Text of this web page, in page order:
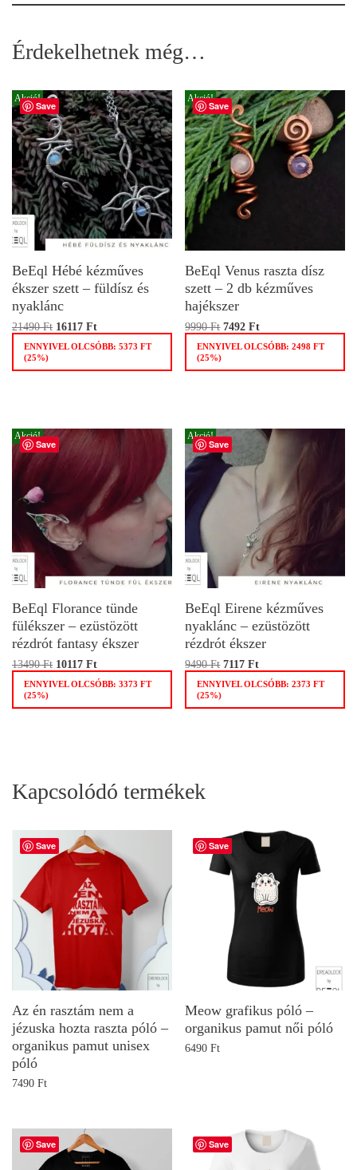
Érdekelhetnek még…
Save
Akció!
BeEql Hébé kézműves
ékszer szett – füldísz és
nyaklánc
21490Ft 16117 Ft
ENNYIVEL OLCSÓBB: 5373 FT
(25%)
Save
Akció!
BeEql Venus raszta dísz
szett – 2 db kézműves
hajékszer
9990Ft 7492Ft
ENNYIVEL OLCSÓBB:2498FT
(25%)
Save
Akció!
BeEql Florance tünde
fülékszer – ezüstözött
rézdrót fantasy ékszer
13490Ft 10117 Ft
ENNYIVEL OLCSÓBB: 3373 FT
(25%)
Save
Akció!
BeEql Eirene kézműves
nyaklánc – ezüstözött
rézdrót ékszer
9490Ft 7117Ft
ENNYIVEL OLCSÓBB:2373FT
(25%)
Kapcsolódó termékek
Save
Az én rasztám nem a
jézuska hozta raszta póló –
organikus pamut unisex
póló
7490 Ft
Save
Meow grafikus póló –
organikus pamut női póló
6490Ft
Save Save